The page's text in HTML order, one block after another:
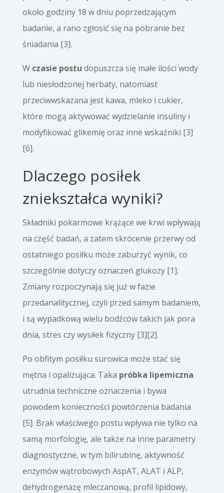
około godziny 18 w dniu poprzedzającym
badanie, a rano zgłosić się na pobranie bez
śniadania [3].
W czasie postu dopuszcza się małe ilości wody
lub niesłodzonej herbaty, natomiast
przeciwwskazana jest kawa, mleko i cukier,
które mogą aktywować wydzielanie insuliny i
modyfikować glikemię oraz inne wskaźniki [3]
[6].
Dlaczego posiłek
zniekształca wyniki?
Składniki pokarmowe krążące we krwi wpływają
na część badań, a zatem skrócenie przerwy od
ostatniego posiłku może zaburzyć wynik, co
szczególnie dotyczy oznaczeń glukozy [1].
Zmiany rozpoczynają się już w fazie
przedanalitycznej, czyli przed samym badaniem,
i są wypadkową wielu bodźców takich jak pora
dnia, stres czy wysiłek fizyczny [3][2].
Po obfitym posiłku surowica może stać się
mętna i opalizująca. Taka próbka lipemiczna
utrudnia techniczne oznaczenia i bywa
powodem konieczności powtórzenia badania
[5]. Brak właściwego postu wpływa nie tylko na
samą morfologię, ale także na inne parametry
diagnostyczne, w tym bilirubinę, aktywność
enzymów wątrobowych AspAT, ALAT i ALP,
dehydrogenazę mleczanową, profil lipidowy,